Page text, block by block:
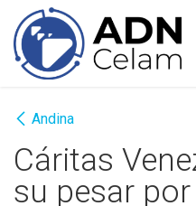
Ir al contenido
Andina
Cáritas
su pesar